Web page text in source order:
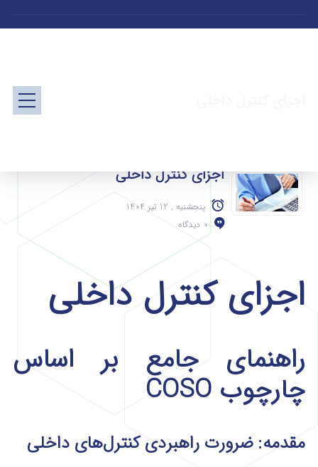
اجزای کنترل داخلی
پنجشنبه , 12 تیر 1404
0 دیدگاه
اجزای کنترل داخلی
راهنمای جامع بر اساس
چارچوب COSO
مقدمه: ضرورت راهبردی کنترل‌های داخلی